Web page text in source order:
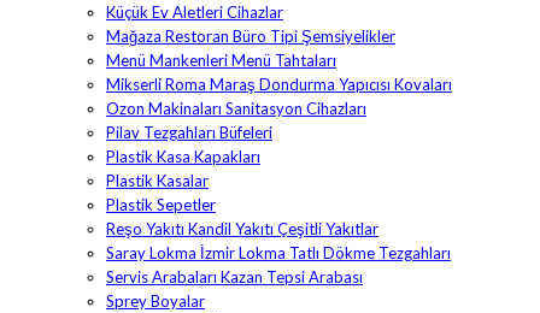
Küçük Ev Aletleri Cihazlar
Mağaza Restoran Büro Tipi Şemsiyelikler
Menü Mankenleri Menü Tahtaları
Mikserli Roma Maraş Dondurma Yapıcısı Kovaları
Ozon Makinaları Sanitasyon Cihazları
Pilav Tezgahları Büfeleri
Plastik Kasa Kapakları
Plastik Kasalar
Plastik Sepetler
Reşo Yakıtı Kandil Yakıtı Çeşitli Yakıtlar
Saray Lokma İzmir Lokma Tatlı Dökme Tezgahları
Servis Arabaları Kazan Tepsi Arabası
Sprey Boyalar